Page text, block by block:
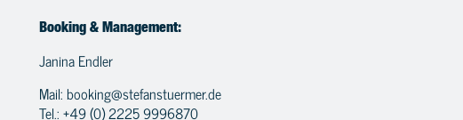
Booking & Management:
Janina Endler
Mail:booking@stefanstuermer.de
Tel.: +49 (0) 2225 9996870